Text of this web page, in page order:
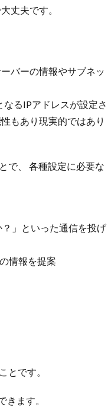
丈夫です。
バーの情報やサブネッ
るIPアドレスが設定さ
もあり現実的ではあり
で、 各種設定に必要な
」といった通信を投げ
情報を提案
とです。
ます。